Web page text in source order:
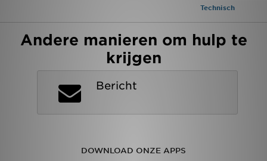
Technisch
Andere manieren om hulp te
krijgen
Bericht
DOWNLOAD ONZE APPS
Bestelling traceren
Klantenservice